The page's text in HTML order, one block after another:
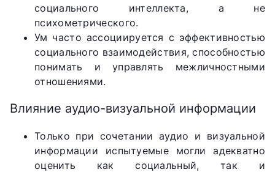
социального интеллекта, а не
психометрического.
Ум часто ассоциируется с эффективностью
социального взаимодействия, способностью
понимать и управлять межличностными
отношениями.
Влияние аудио-визуальной информации
Только при сочетании аудио и визуальной
информации испытуемые могли адекватно
оценить как социальный, так и